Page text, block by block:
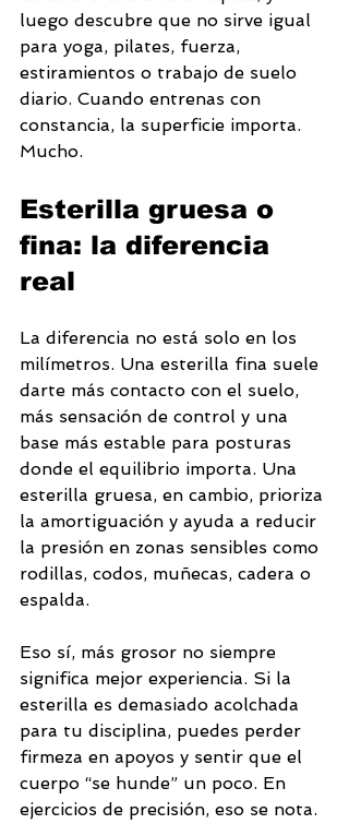
luego descubre que no sirve igual
para yoga, pilates, fuerza,
estiramientos o trabajo de suelo
diario. Cuando entrenas con
constancia, la superficie importa.
Mucho.
Esterilla gruesa o
fina: la diferencia
real
La diferencia no está solo en los
milímetros. Una esterilla fina suele
darte más contacto con el suelo,
más sensación de control y una
base más estable para posturas
donde el equilibrio importa. Una
esterilla gruesa, en cambio, prioriza
la amortiguación y ayuda a reducir
la presión en zonas sensibles como
rodillas, codos, muñecas, cadera o
espalda.
Eso sí, más grosor no siempre
significa mejor experiencia. Si la
esterilla es demasiado acolchada
para tu disciplina, puedes perder
firmeza en apoyos y sentir que el
cuerpo “se hunde” un poco. En
ejercicios de precisión, eso se nota.